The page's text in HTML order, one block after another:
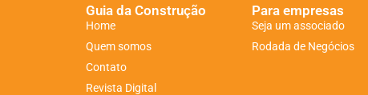
Guia da Construção
Home
Quem somos
Contato
Revista Digital
Para empresas
Seja um associado
Rodada de Negócios